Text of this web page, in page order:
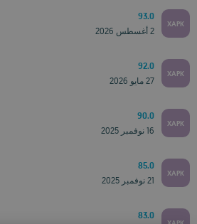
XAPK
93.0
2 أغسطس 2026
XAPK
92.0
27 مايو 2026
XAPK
90.0
16 نوفمبر 2025
XAPK
85.0
21 نوفمبر 2025
83.0